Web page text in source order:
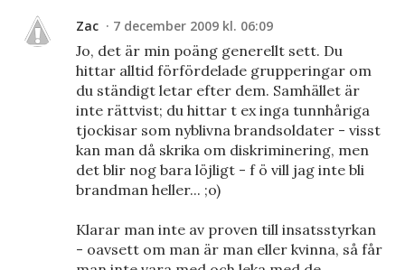
Zac 7 december 2009 kl. 06:09
Jo, det är min poäng generellt sett. Du
hittar alltid förfördelade grupperingar om
du ständigt letar efter dem. Samhället är
inte rättvist; du hittar t ex inga tunnhåriga
tjockisar som nyblivna brandsoldater - visst
kan man då skrika om diskriminering, men
det blir nog bara löjligt - f ö vill jag inte bli
brandman heller... ;o)
Klarar man inte av proven till insatsstyrkan
- oavsett om man är man eller kvinna, så får